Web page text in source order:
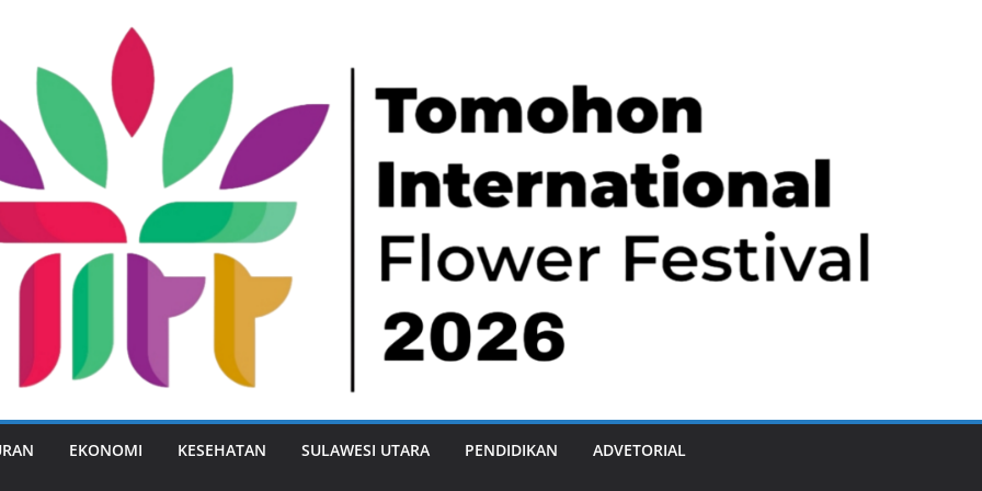
EKONOMI KESEHATAN SULAWESI UTARA PENDIDIKAN ADVETORIAL